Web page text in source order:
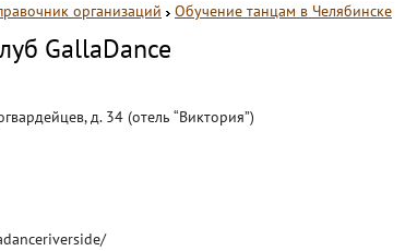
организаций Обучение танцам в Челябинске
GallaDance
д. 34 (отель “Виктория”)